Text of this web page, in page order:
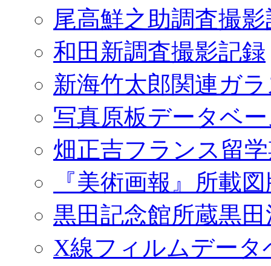
尾高鮮之助調査撮
和田新調査撮影記録
新海竹太郎関連ガ
写真原板データベ
畑正吉フランス留
『美術画報』所載
黒田記念館所蔵黒
X線フィルムデータ